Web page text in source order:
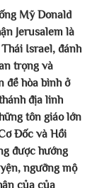
Mỹ Donald
Jerusalem là
Israel, đánh
trọng và
đề hòa bình ở
địa linh
tôn giáo lớn
Đốc và Hồi
được hướng
ngưỡng mộ
của của